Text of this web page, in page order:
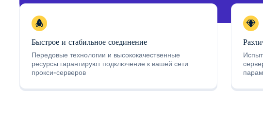
Быстрое и стабильное соединение
Передовые технологии и высококачественные
ресурсы гарантируют подключение к вашей сети
прокси-серверов